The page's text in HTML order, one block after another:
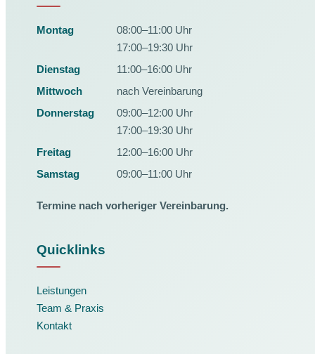
Montag
08:00–11:00 Uhr
17:00–19:30 Uhr
Dienstag
11:00–16:00 Uhr
Mittwoch
nach Vereinbarung
Donnerstag
09:00–12:00 Uhr
17:00–19:30 Uhr
Freitag
12:00–16:00 Uhr
Samstag
09:00–11:00 Uhr
Termine nach vorheriger Vereinbarung.
Quicklinks
Leistungen
Team & Praxis
Kontakt